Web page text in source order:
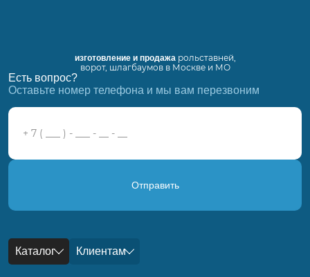
изготовление и продажарольставней,
ворот, шлагбаумов в Москве и МО
Есть вопрос?
Оставьте номер телефона и мы вам перезвоним
Отправить
Каталог Клиентам